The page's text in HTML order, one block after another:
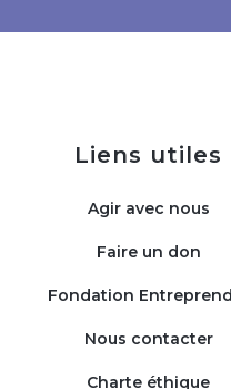
Liens utiles
Agir avec nous
Faire un don
Fondation
Nous contacter
Charte éthique